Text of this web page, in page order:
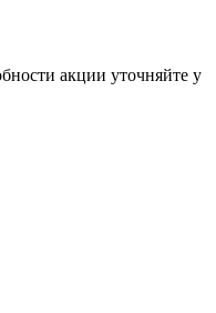
акции уточняйте у